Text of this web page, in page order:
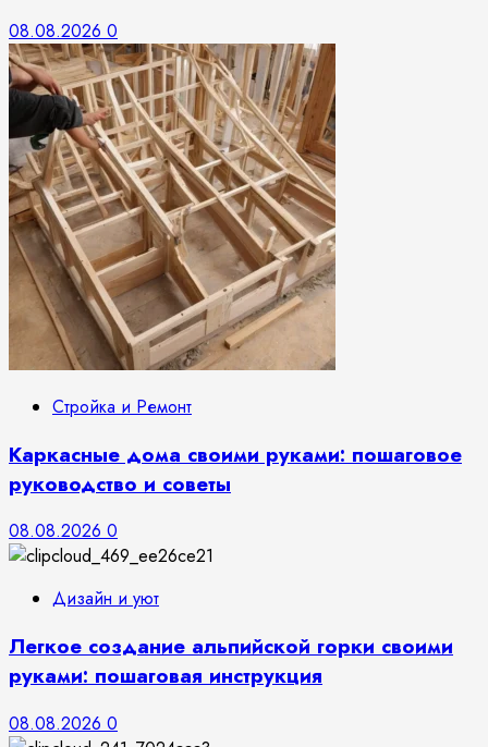
08.08.2026 0
Стройка и Ремонт
Каркасные дома своими руками: пошаговое
руководство и советы
08.08.2026 0
Дизайн и уют
Легкое создание альпийской горки своими
руками: пошаговая инструкция
08.08.2026 0